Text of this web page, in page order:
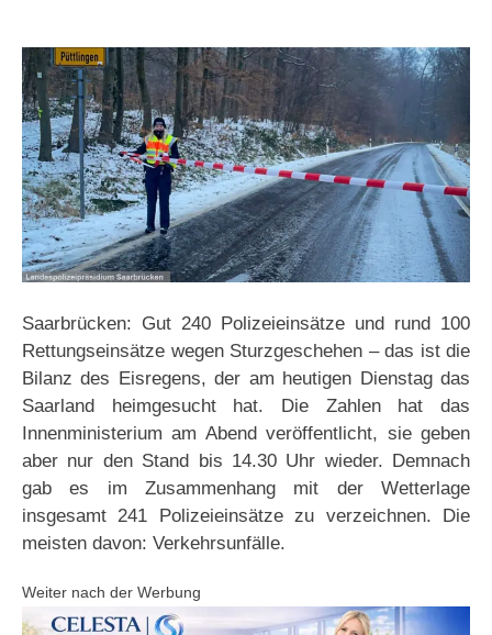
Saarbrücken: Gut 240 Polizeieinsätze und rund 100
Rettungseinsätze wegen Sturzgeschehen – das ist die
Bilanz des Eisregens, der am heutigen Dienstag das
Saarland heimgesucht hat. Die Zahlen hat das
Innenministerium am Abend veröffentlicht, sie geben
aber nur den Stand bis 14.30 Uhr wieder. Demnach
gab es im Zusammenhang mit der Wetterlage
insgesamt 241 Polizeieinsätze zu verzeichnen. Die
meisten davon: Verkehrsunfälle.
Weiter nach der Werbung